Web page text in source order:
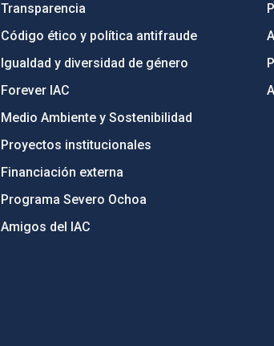
Transparencia
Código ético y política antifraude
Igualdad y diversidad de género
Forever IAC
Medio Ambiente y Sostenibilidad
Proyectos institucionales
Financiación externa
Programa Severo Ochoa
Amigos del IAC